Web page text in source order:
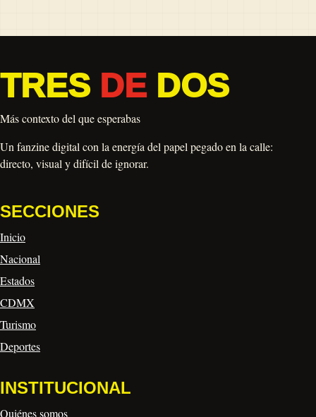
TRES DEDOS
Más contexto del que esperabas
Un fanzine digital con la energía del papel pegado en la calle:
directo, visual y difícil de ignorar.
SECCIONES
Inicio
Nacional
Estados
CDMX
Turismo
Deportes
INSTITUCIONAL
Quiénes somos